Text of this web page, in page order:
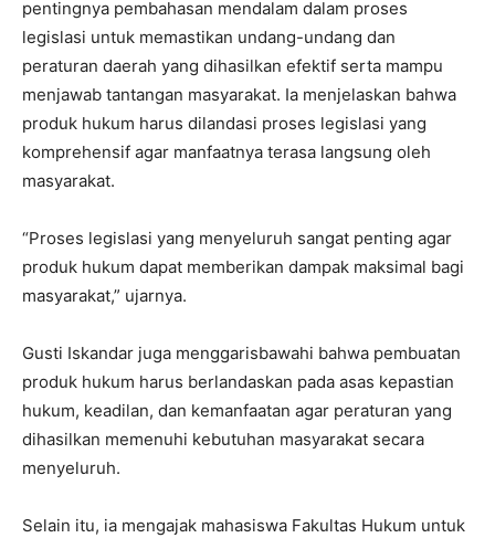
pentingnya pembahasan mendalam dalam proses
legislasi untuk memastikan undang-undang dan
peraturan daerah yang dihasilkan efektif serta mampu
menjawab tantangan masyarakat. Ia menjelaskan bahwa
produk hukum harus dilandasi proses legislasi yang
komprehensif agar manfaatnya terasa langsung oleh
masyarakat.
“Proses legislasi yang menyeluruh sangat penting agar
produk hukum dapat memberikan dampak maksimal bagi
masyarakat,” ujarnya.
Gusti Iskandar juga menggarisbawahi bahwa pembuatan
produk hukum harus berlandaskan pada asas kepastian
hukum, keadilan, dan kemanfaatan agar peraturan yang
dihasilkan memenuhi kebutuhan masyarakat secara
menyeluruh.
Selain itu, ia mengajak mahasiswa Fakultas Hukum untuk